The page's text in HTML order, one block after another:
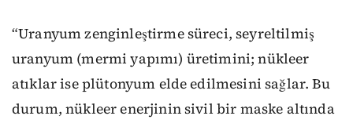
“Uranyum zenginleştirme süreci, seyreltilmiş
uranyum (mermi yapımı) üretimini; nükleer
atıklar ise plütonyum elde edilmesini sağlar. Bu
durum, nükleer enerjinin sivil bir maske altında